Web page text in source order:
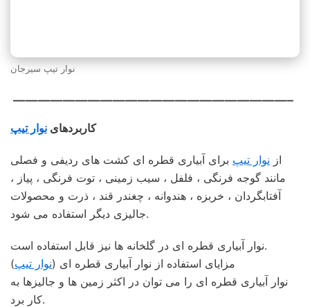
نوار تیپ سیرجان
——————————————————————–
کاربردهای نوار تیپ
از نوار تیپ برای آبیاری قطره ای کشت های ردیفی و فصلی
مانند گوجه فرنگی ، فلفل ، سیب زمینی ، توت فرنگی ، پیاز ،
آفتابگردان ، خربزه ، هندوانه ، چغندر قند ، ذرت و محصولات
جالیزی دیگر استفاده می شود.
نوار آبیاری قطره ای در گلخانه ها نیز قابل استفاده است.
مزایای استفاده از نوار آبیاری قطره ای (نوار تیپ)
نوار آبیاری قطره ای را می توان در اکثر زمین ها و جالیزها به
کار برد.